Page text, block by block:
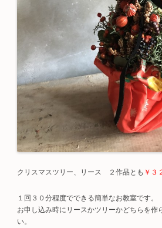
クリスマスツリー、リース ２作品とも ￥３
１回３０分程度でできる簡単なお教室です。
お申し込み時にリースかツリーかどちらを作
い。